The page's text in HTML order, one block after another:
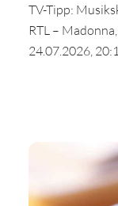
TV-Tipp:
RTL –
24.07.2026,